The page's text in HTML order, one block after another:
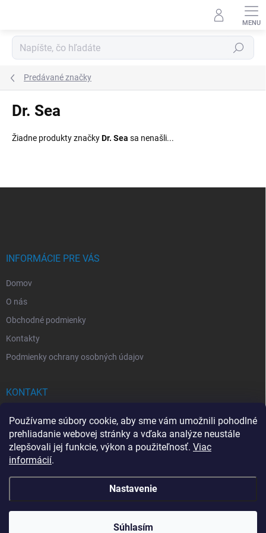
Používame súbory cookie, aby sme vám umožnili pohodlné
prehliadanie webovej stránky a vďaka analýze neustále
zlepšovali jej funkcie, výkon a použiteľnosť. Viac
informácií.
Nastavenie
Súhlasím
Hľadať
Predávané značky
Dr. Sea
Žiadne produkty značkyDr. Sea sa nenašli...
INFORMÁCIE PRE VÁS
Domov
O nás
Obchodné podmienky
Kontakty
Podmienky ochrany osobných údajov
KONTAKT
info@drogerkovo.sk
Copyright 2026Drogerkovo. Všetky práva vyhradené.Upraviť nastavenie
cookies